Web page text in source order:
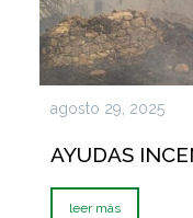
agosto 29, 2025
AYUDAS
leer más